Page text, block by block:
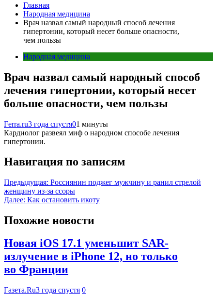
Главная
Народная медицина
Врач назвал самый народный способ лечения
гипертонии, который несет больше опасности,
чем пользы
Народная медицина
Врач назвал самый народный способ
лечения гипертонии, который несет
больше опасности, чем пользы
Ferra.ru3 года спустя01 минуты
Кардиолог развеял миф о народном способе лечения
гипертонии.
Навигация по записям
Предыдущая: Россиянин поджег мужчину и ранил стрелой
женщину из-за ссоры
Далее: Как остановить икоту
Похожие новости
Новая iOS 17.1 уменьшит SAR-
излучение в iPhone 12, но только
во Франции
Газета.Ru3 года спустя 0